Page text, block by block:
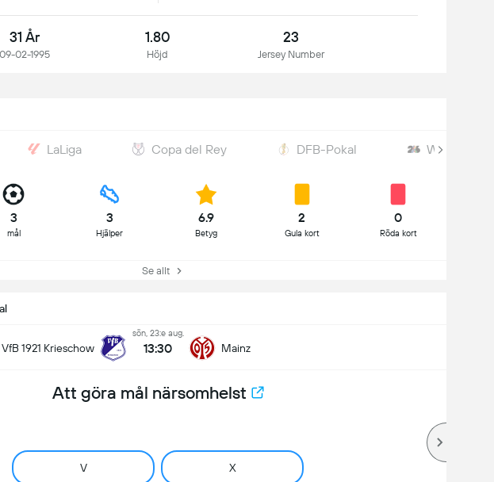
31 År
09-02-1995
1.80
Höjd
23
Jersey Number
LaLiga Copa del Rey DFB-Pokal World Cup
3
mål
3
Hjälper
6.9
Betyg
2
Gula kort
0
Röda kort
Se allt
VfB 1921 Krieschow
sön, 23:e aug.
13:30 Mainz
Att göra mål närsomhelst
V X